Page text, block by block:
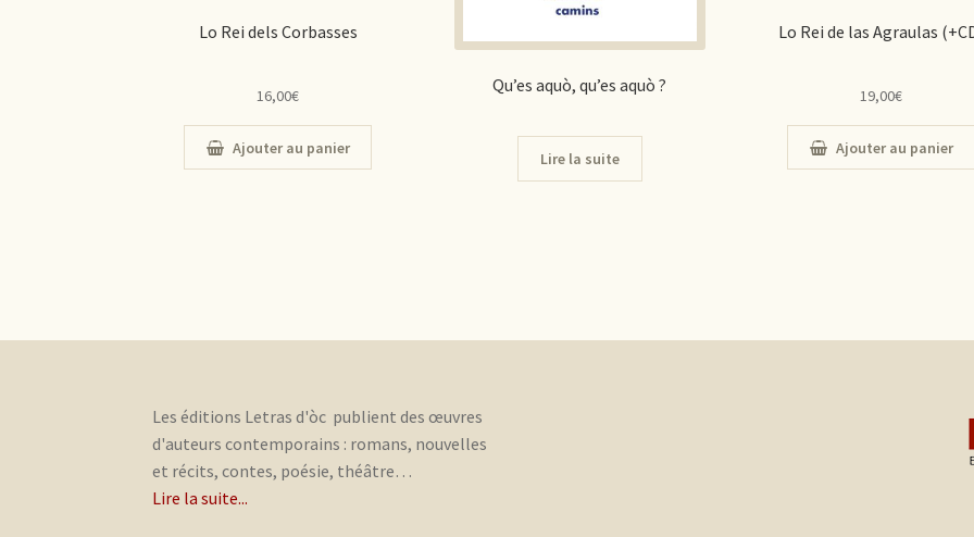
Lo Rei dels Corbasses
16,00€
Ajouter au panier
Qu’es aquò, qu’es aquò ?
Lire la suite
Lo Rei de las Agraulas
19,00€
Ajouter au panier
Les éditions Letras d'òc publient des œuvres
d'auteurs contemporains : romans, nouvelles
et récits, contes, poésie, théâtre…
Lire la suite...